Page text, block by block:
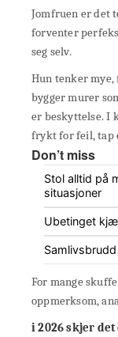
Jomfruen er det
forventer
seg selv.
Hun tenker mye,
bygger murer
er beskyttelse. I
frykt for feil, tap
Don’t miss
Stol alltid på
situasjoner
Ubetinget
Samlivsbrudd
For mange
oppmerksom,
i 2026 skjer